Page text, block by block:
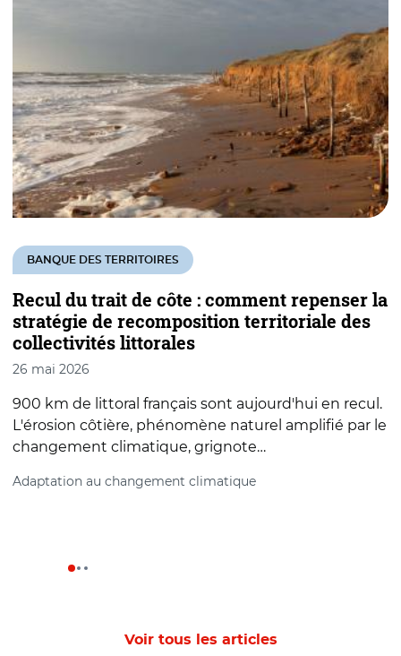
Recul du trait de côte : comment repenser la
stratégie de recomposition territoriale des
collectivités littorales
BANQUE DES TERRITOIRES
26 mai 2026
900 km de littoral français sont aujourd'hui en recul.
L'érosion côtière, phénomène naturel amplifié par le
changement climatique, grignote…
Adaptation au changement climatique
Voir tous les articles